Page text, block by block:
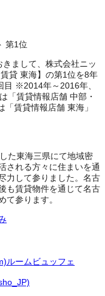
まして、株式会社ニッ
貸 東海】の第1位を8年
目 ※2014年～2016年、
「賃貸情報店舗 中部・
賃貸情報店舗 東海」
た東海三県にて地域密
される方々に住まいを通
力して参りました。名古
も賃貸物件を通じて名古
て参ります。
ルームビュッフェ